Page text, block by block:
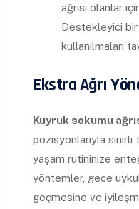
ağrısı olanlar
Destekleyici
kullanılmaları
Ekstra Ağrı
Kuyruk sokumu
pozisyonlarıyla
yaşam rutininize
yöntemler, gece
geçmesine ve